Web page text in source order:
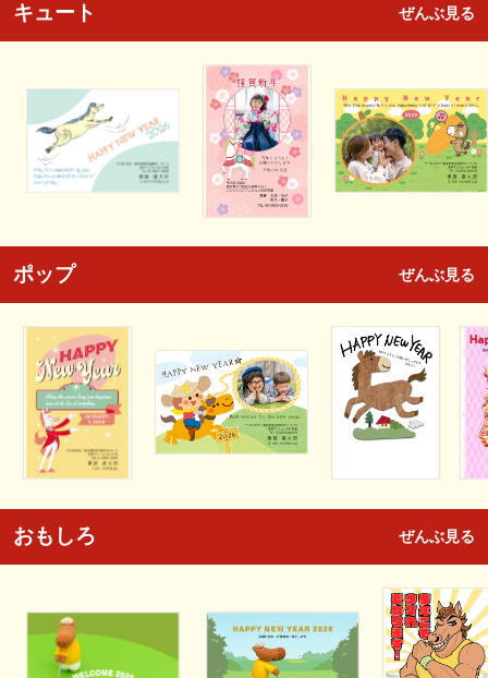
キュート ぜんぶ見る
ポップ ぜんぶ見る
おもしろ ぜんぶ見る